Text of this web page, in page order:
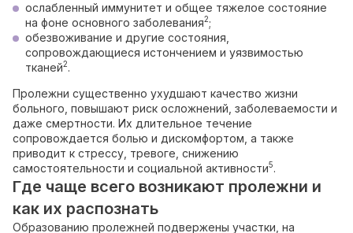
ослабленный иммунитет и общее тяжелое состояние
на фоне основного заболевания2;
обезвоживание и другие состояния,
сопровождающиеся истончением и уязвимостью
тканей2.
Пролежни существенно ухудшают качество жизни
больного, повышают риск осложнений, заболеваемости и
даже смертности. Их длительное течение
сопровождается болью и дискомфортом, а также
приводит к стрессу, тревоге, снижению
самостоятельности и социальной активности5.
Где чаще всего возникают пролежни и
как их распознать
Образованию пролежней подвержены участки, на